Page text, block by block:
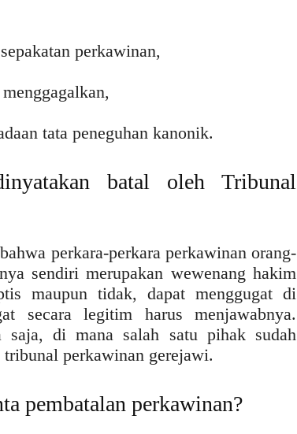
perkawinan,
tata peneguhan kanonik.
batal oleh Tribunal
perkara-perkara perkawinan orang-
sendiri merupakan wewenang hakim
maupun tidak, dapat menggugat di
secara legitim harus menjawabnya.
saja, di mana salah satu pihak sudah
perkawinan gerejawi.
pembatalan perkawinan?